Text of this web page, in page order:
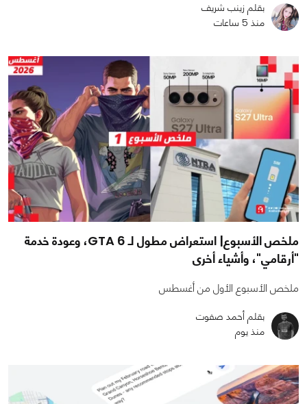
بقلم زينب شريف
منذ 5 ساعات
ملخص الأسبوع| استعراض مطول لـ GTA 6، وعودة خدمة
"أرقامي"، وأشياء أخرى
ملخص الأسبوع الأول من أغسطس
بقلم أحمد صفوت
منذ يوم